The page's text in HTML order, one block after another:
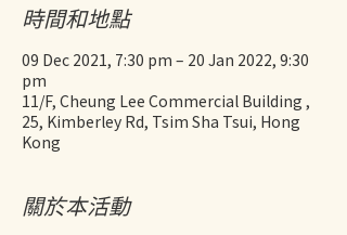
時間和地點
09 Dec 2021, 7:30 pm – 20 Jan 2022, 9:30
pm
11/F, Cheung Lee Commercial Building ,
25, Kimberley Rd, Tsim Sha Tsui, Hong
Kong
關於本活動